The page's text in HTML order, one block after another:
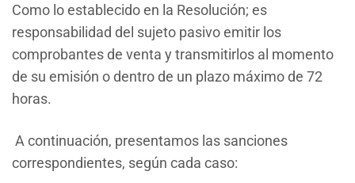
Como lo establecido en la Resolución; es
responsabilidad del sujeto pasivo emitir los
comprobantes de venta y transmitirlos al momento
de su emisión o dentro de un plazo máximo de 72
horas.
A continuación, presentamos las sanciones
correspondientes, según cada caso: